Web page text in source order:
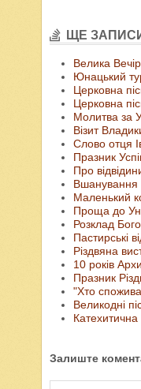
ЩЕ
Велика
Юнацький
Церковна
Церковна
Молитва за
Візит
Слово отця
Празник
Про
Вшанування
Маленький
Проща до
Розклад
Пастирські
Різдвяна
10 років
Празник
"Хто
Великодні
Залиште